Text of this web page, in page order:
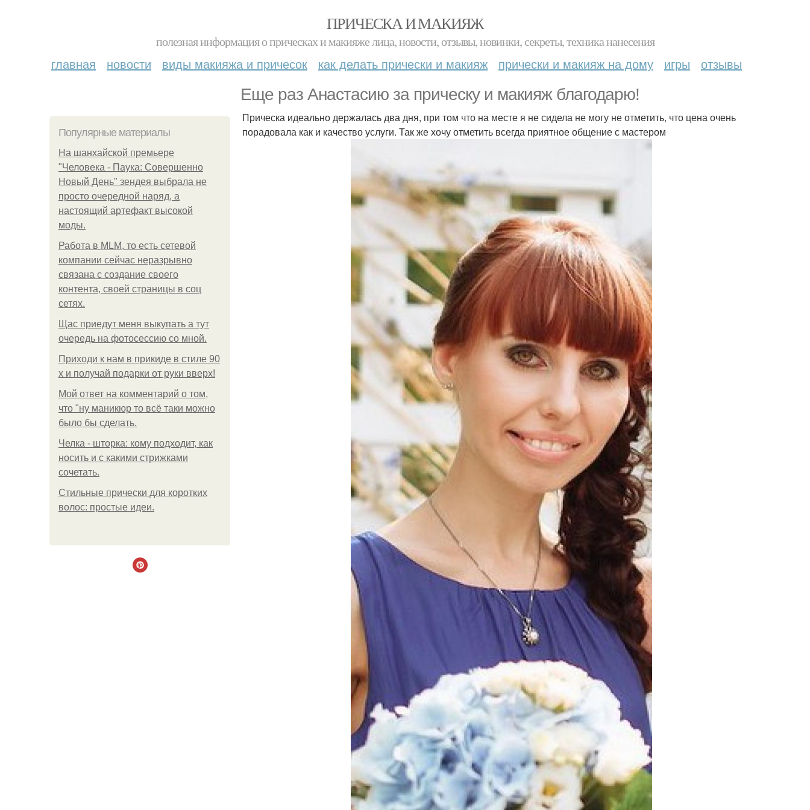
ПРИЧЕСКА И МАКИЯЖ
полезная информация о прическах и макияже лица, новости, отзывы, новинки, секреты, техника нанесения
главная новости виды макияжа и причесок как делать прически и макияж прически и макияж на дому игры отзывы
Еще раз Анастасию за прическу и макияж благодарю!
Популярные материалы
На шанхайской премьере
"Человека - Паука: Совершенно
Новый День" зендея выбрала не
просто очередной наряд, а
настоящий артефакт высокой
моды.
Работа в MLM, то есть сетевой
компании сейчас неразрывно
связана с создание своего
контента, своей страницы в соц
сетях.
Щас приедут меня выкупать а тут
очередь на фотосессию со мной.
Приходи к нам в прикиде в стиле 90
х и получай подарки от руки вверх!
Мой ответ на комментарий о том,
что "ну маникюр то всё таки можно
было бы сделать.
Челка - шторка: кому подходит, как
носить и с какими стрижками
сочетать.
Стильные прически для коротких
волос: простые идеи.
Прическа идеально держалась два дня, при том что на месте я не сидела не могу не отметить, что цена очень
порадовала как и качество услуги. Так же хочу отметить всегда приятное общение с мастером